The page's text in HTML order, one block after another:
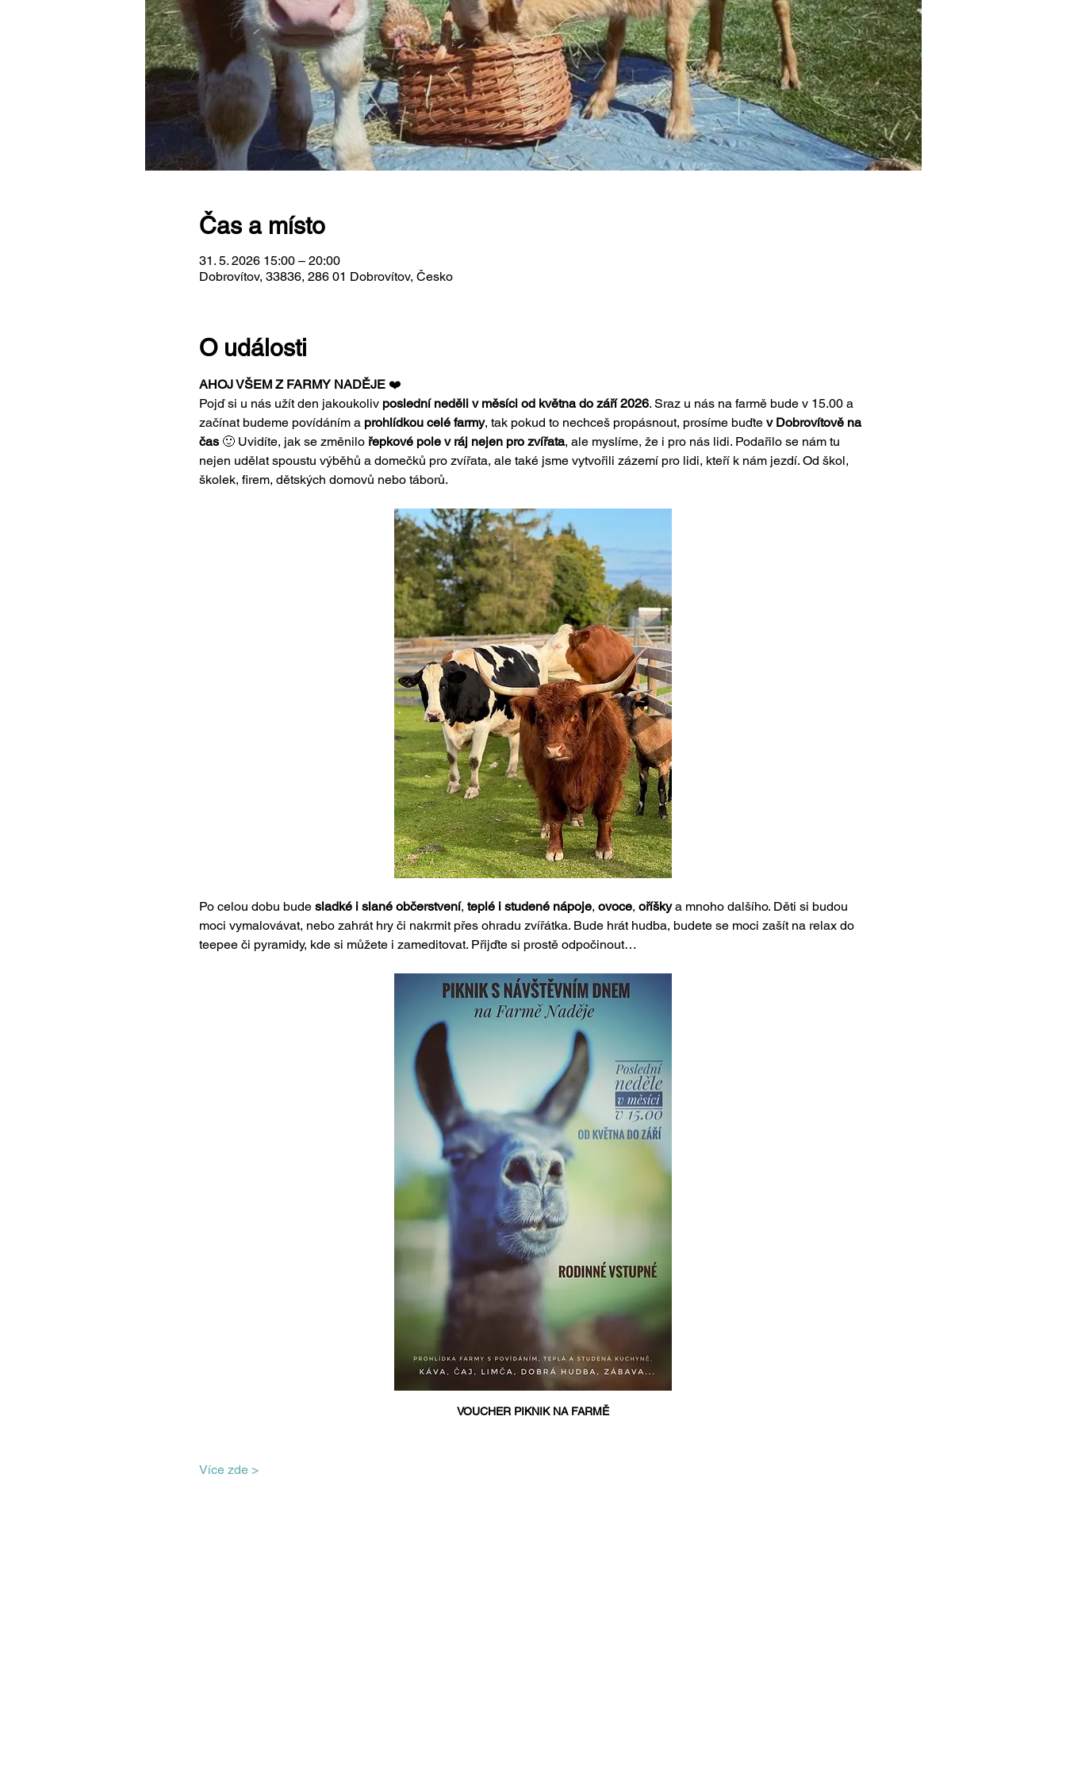
Čas a místo
31. 5. 2026 15:00 – 20:00
Dobrovítov, 33836, 286 01 Dobrovítov, Česko
O události
AHOJ VŠEM Z FARMY NADĚJE ❤️
Pojď si u nás užít den jakoukoliv poslední neděli v měsíci od května do září 2026. Sraz u nás na farmě bude v 15.00 a
začínat budeme povídáním a prohlídkou celé farmy, tak pokud to nechceš propásnout, prosíme buďte v Dobrovítově na
čas 🙂 Uvidíte, jak se změnilo řepkové pole v ráj nejen pro zvířata, ale myslíme, že i pro nás lidi. Podařilo se nám tu
nejen udělat spoustu výběhů a domečků pro zvířata, ale také jsme vytvořili zázemí pro lidi, kteří k nám jezdí. Od škol,
školek, firem, dětských domovů nebo táborů.
Po celou dobu bude sladké i slané občerstvení, teplé i studené nápoje, ovoce, oříšky a mnoho dalšího. Děti si budou
moci vymalovávat, nebo zahrát hry či nakrmit přes ohradu zvířátka. Bude hrát hudba, budete se moci zašít na relax do
teepee či pyramidy, kde si můžete i zameditovat. Přijďte si prostě odpočinout…
VOUCHER PIKNIK NA FARMĚ
Více zde >